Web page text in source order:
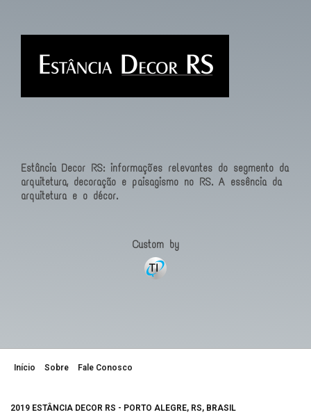
Estância Decor RS: informações relevantes do segmento da
arquitetura, decoração e paisagismo no RS. A essência da
arquitetura e o décor.
Custom by
Início Sobre Fale Conosco
2019 ESTÂNCIA DECOR RS - PORTO ALEGRE, RS, BRASIL